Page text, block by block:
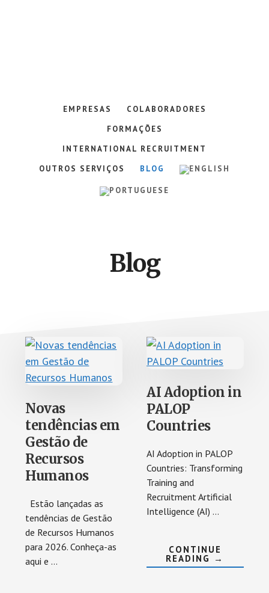
EMPRESAS
COLABORADORES
FORMAÇÕES
INTERNATIONAL RECRUITMENT
OUTROS SERVIÇOS
BLOG
Blog
Novas
tendências em
Gestão de
Recursos
Humanos
Estão lançadas as
tendências de Gestão
de Recursos Humanos
para 2026. Conheça-as
aqui e …
AI Adoption in
PALOP
Countries
AI Adoption in PALOP
Countries: Transforming
Training and
Recruitment Artificial
Intelligence (AI) …
CONTINUE
READING ABOUT
AI
→